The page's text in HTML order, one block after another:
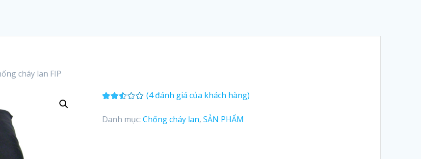
cháy lan FIP
trên 5
dựa
(4đánh giá của khách hàng)
Danh mục: Chống cháy lan, SẢN PHẨM